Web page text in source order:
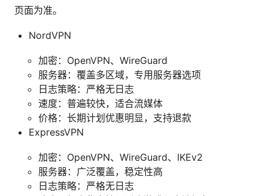
页面为准。
NordVPN
加密：OpenVPN、WireGuard
服务器：覆盖多区域，专用服务器选项
日志策略：严格无日志
速度：普遍较快，适合流媒体
价格：长期计划优惠明显，支持退款
ExpressVPN
加密：OpenVPN、WireGuard、IKEv2
服务器：广泛覆盖，稳定性高
日志策略：严格无日志